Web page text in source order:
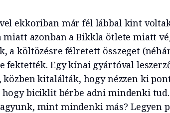
ekkoriban már fél lábbal kint
miatt azonban a Bikkla ötlete miatt
a költözésre félretett összeget
fektették. Egy kínai gyártóval
kitalálták, hogy nézzen ki
hogy biciklit bérbe adni mindenki
mint mindenki más? Legyen